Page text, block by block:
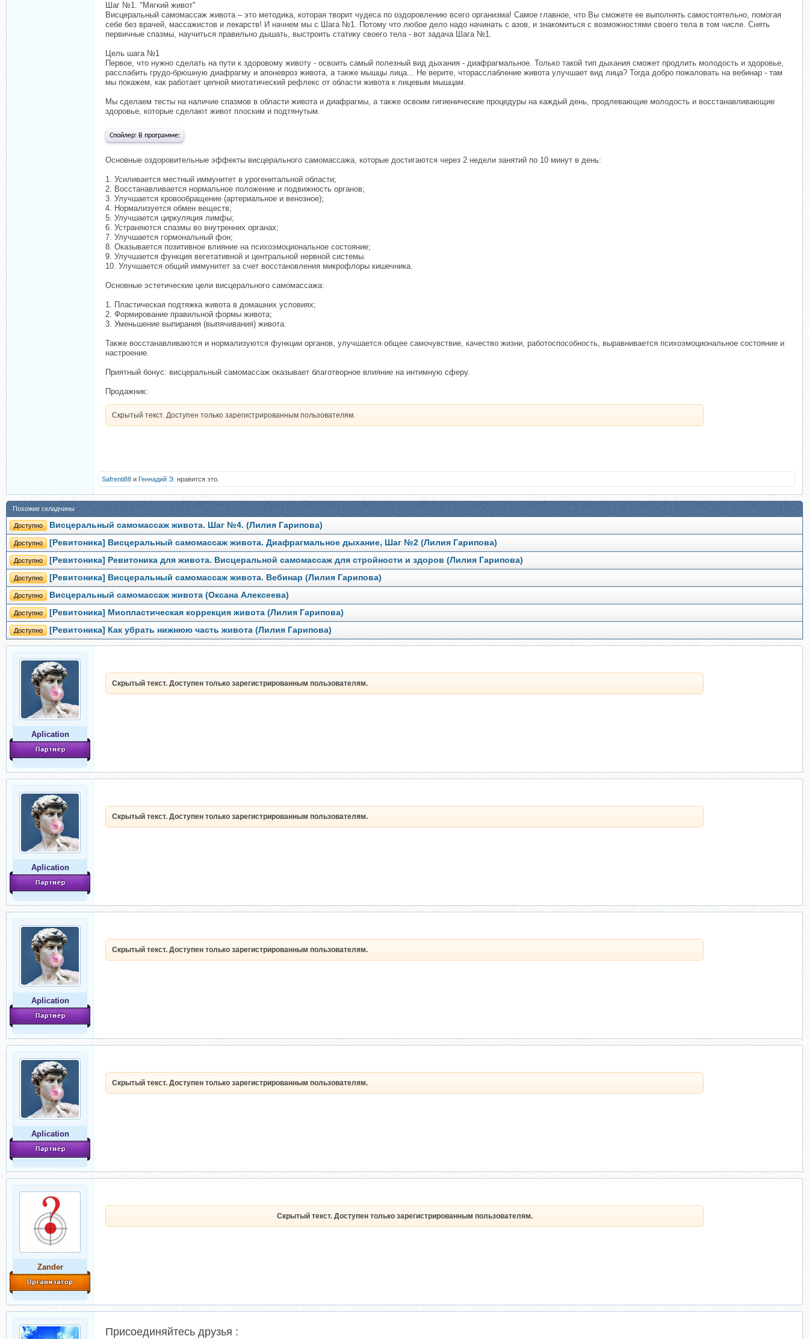
Шаг №1. "Мягкий живот"
Висцеральный самомассаж живота – это методика, которая творит чудеса по оздоровлению всего организма! Самое главное, что Вы сможете ее выполнять самостоятельно, помогая
себе без врачей, массажистов и лекарств! И начнем мы с Шага №1. Потому что любое дело надо начинать с азов, и знакомиться с возможностями своего тела в том числе. Снять
первичные спазмы, научиться правильно дышать, выстроить статику своего тела - вот задача Шага №1.
Цель шага №1
Первое, что нужно сделать на пути к здоровому животу - освоить самый полезный вид дыхания - диафрагмальное. Только такой тип дыхания сможет продлить молодость и здоровье,
расслабить грудо-брюшную диафрагму и апоневроз живота, а также мышцы лица... Не верите, чторасслабление живота улучшает вид лица? Тогда добро пожаловать на вебинар - там
мы покажем, как работает цепной миотатический рефлекс от области живота к лицевым мышцам.
Мы сделаем тесты на наличие спазмов в области живота и диафрагмы, а также освоим гигиенические процедуры на каждый день, продлевающие молодость и восстанавливающие
здоровье, которые сделают живот плоским и подтянутым.
Спойлер: В программе:
Основные оздоровительные эффекты висцерального самомассажа, которые достигаются через 2 недели занятий по 10 минут в день:
1. Усиливается местный иммунитет в урогенитальной области;
2. Восстанавливается нормальное положение и подвижность органов;
3. Улучшается кровообращение (артериальное и венозное);
4. Нормализуется обмен веществ;
5. Улучшается циркуляция лимфы;
6. Устраняются спазмы во внутренних органах;
7. Улучшается гормональный фон;
8. Оказывается позитивное влияние на психоэмоциональное состояние;
9. Улучшается функция вегетативной и центральной нервной системы.
10. Улучшается общий иммунитет за счет восстановления микрофлоры кишечника.
Основные эстетические цели висцерального самомассажа:
1. Пластическая подтяжка живота в домашних условиях;
2. Формирование правильной формы живота;
3. Уменьшение выпирания (выпячивания) живота.
Также восстанавливаются и нормализуются функции органов, улучшается общее самочувствие, качество жизни, работоспособность, выравнивается психоэмоциональное состояние и
настроение.
Приятный бонус: висцеральный самомассаж оказывает благотворное влияние на интимную сферу.
Продажник:
Скрытый текст. Доступен только зарегистрированным пользователям.
Safrenti88 и Геннадий Э. нравится это.
Похожие складчины
Доступно Висцеральный самомассаж живота. Шаг №4. (Лилия Гарипова)
Доступно [Ревитоника] Висцеральный самомассаж живота. Диафрагмальное дыхание, Шаг №2 (Лилия Гарипова)
Доступно [Ревитоника] Ревитоника для живота. Висцеральной самомассаж для стройности и здоров (Лилия Гарипова)
Доступно [Ревитоника] Висцеральный самомассаж живота. Вебинар (Лилия Гарипова)
Доступно Висцеральный самомассаж живота (Оксана Алексеева)
Доступно [Ревитоника] Миопластическая коррекция живота (Лилия Гарипова)
Доступно [Ревитоника] Как убрать нижнюю часть живота (Лилия Гарипова)
Aplication
Скрытый текст. Доступен только зарегистрированным пользователям.
Aplication
Скрытый текст. Доступен только зарегистрированным пользователям.
Aplication
Скрытый текст. Доступен только зарегистрированным пользователям.
Aplication
Скрытый текст. Доступен только зарегистрированным пользователям.
Zander
Скрытый текст. Доступен только зарегистрированным пользователям.
Присоединяйтесь друзья :